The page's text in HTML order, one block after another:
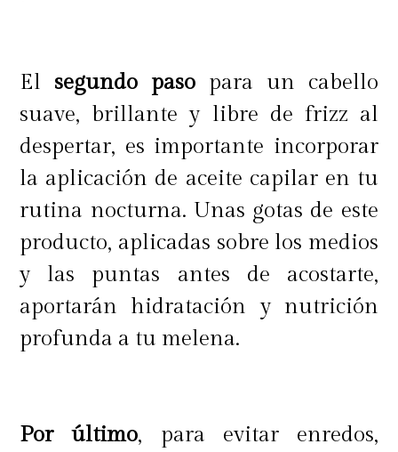
El segundo paso para un cabello
suave, brillante y libre de frizz al
despertar, es importante incorporar
la aplicación de aceite capilar en tu
rutina nocturna. Unas gotas de este
producto, aplicadas sobre los medios
y las puntas antes de acostarte,
aportarán hidratación y nutrición
profunda a tu melena.
Por último, para evitar enredos,